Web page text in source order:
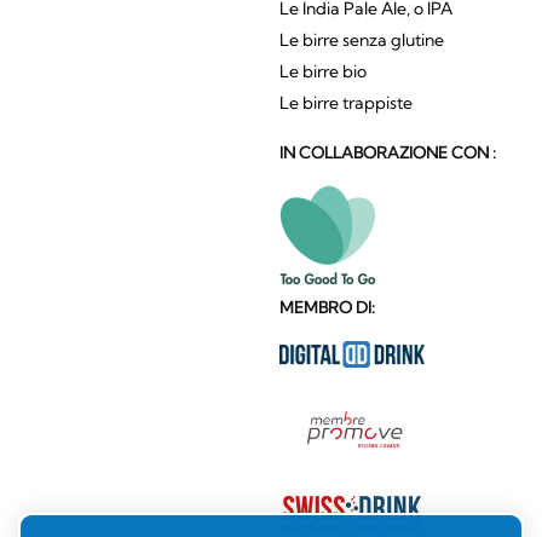
Le India Pale Ale, o IPA
Le birre senza glutine
Le birre bio
Le birre trappiste
IN COLLABORAZIONE CON :
MEMBRO DI: